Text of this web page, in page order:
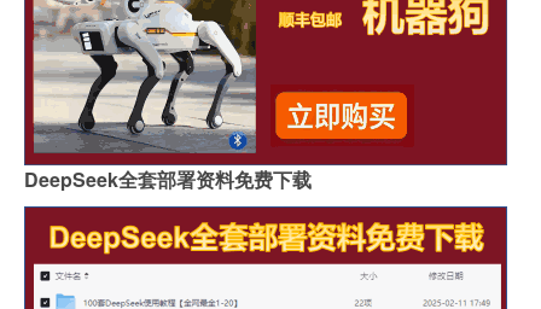
DeepSeek全套部署资料免费下载